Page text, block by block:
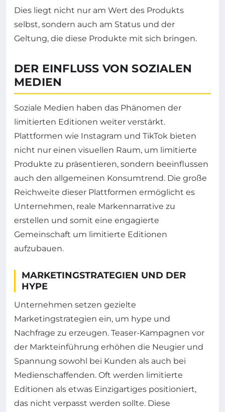
Dies liegt nicht nur am Wert des Produkts
selbst, sondern auch am Status und der
Geltung, die diese Produkte mit sich bringen.
DER EINFLUSS VON SOZIALEN
MEDIEN
Soziale Medien haben das Phänomen der
limitierten Editionen weiter verstärkt.
Plattformen wie Instagram und TikTok bieten
nicht nur einen visuellen Raum, um limitierte
Produkte zu präsentieren, sondern beeinflussen
auch den allgemeinen Konsumtrend. Die große
Reichweite dieser Plattformen ermöglicht es
Unternehmen, reale Markennarrative zu
erstellen und somit eine engagierte
Gemeinschaft um limitierte Editionen
aufzubauen.
MARKETINGSTRATEGIEN UND DER
HYPE
Unternehmen setzen gezielte
Marketingstrategien ein, um hype und
Nachfrage zu erzeugen. Teaser-Kampagnen vor
der Markteinführung erhöhen die Neugier und
Spannung sowohl bei Kunden als auch bei
Medienschaffenden. Oft werden limitierte
Editionen als etwas Einzigartiges positioniert,
das nicht verpasst werden sollte. Diese